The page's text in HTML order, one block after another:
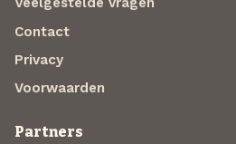
Contact
Privacy
Voorwaarden
Partners